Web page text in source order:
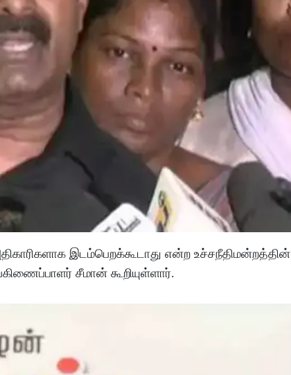
இடம்பெறக்கூடாது என்ற உச்சநீதிமன்றத்தின்
சீமான் கூறியுள்ளார்.